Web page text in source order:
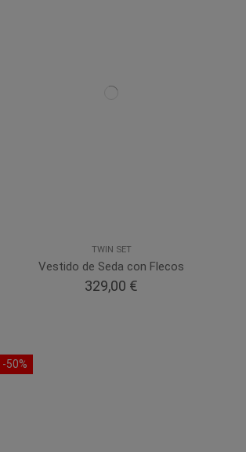
TWIN SET
Vestido de Seda con Flecos
329,00 €
-50%